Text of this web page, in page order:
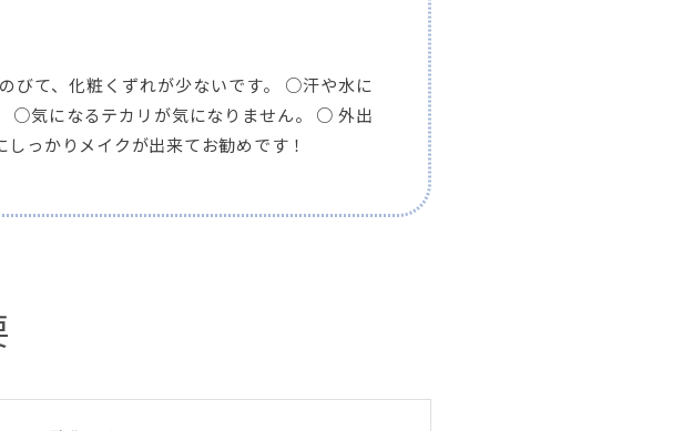
びて、化粧くずれが少ないです。 ○汗や水に
○気になるテカリが気になりません。 ○ 外出
っかりメイクが出来てお勧めです！